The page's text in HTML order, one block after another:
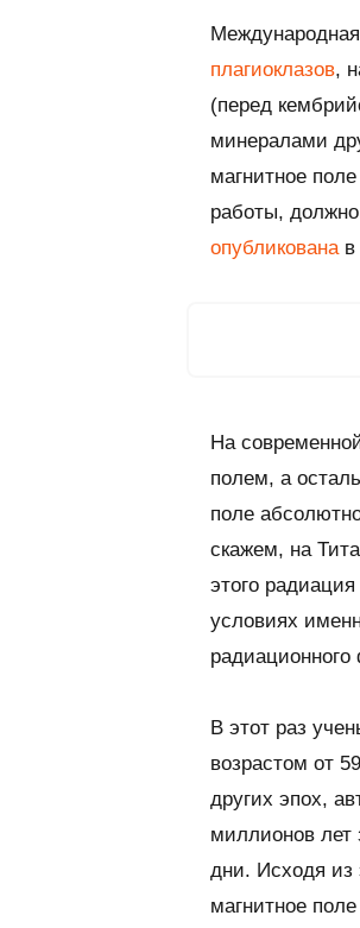
плагиоклазов,
(перед
минералами
магнитное
работы,
опубликована в
На
полем, а
поле
скажем, на
этого
условиях
В этот раз
возрастом от
других эпох,
миллионов лет
дни. Исходя из
магнитное